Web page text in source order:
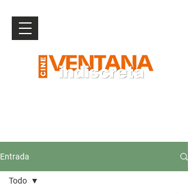
Entrada
Todo